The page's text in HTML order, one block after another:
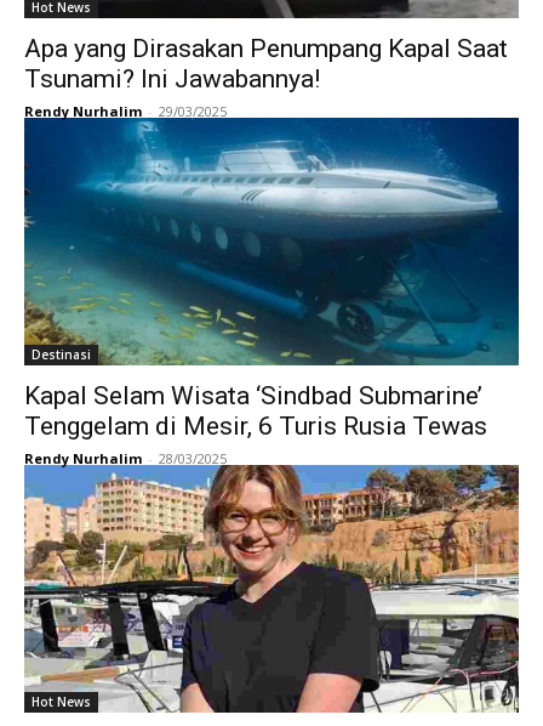
Hot News
Apa yang Dirasakan Penumpang Kapal Saat
Tsunami? Ini Jawabannya!
Rendy Nurhalim - 29/03/2025
Destinasi
Kapal Selam Wisata ‘Sindbad Submarine’
Tenggelam di Mesir, 6 Turis Rusia Tewas
Rendy Nurhalim - 28/03/2025
Hot News